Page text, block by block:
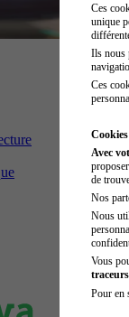
Ces
unique
Ils nous
Ces
Avec
de
Nos
Nous
Vous
traceurs
Pour en